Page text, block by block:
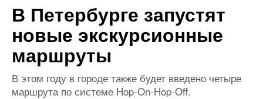
В Петербурге запустят
новые экскурсионные
маршруты
В этом году в городе также будет введено четыре
маршрута по системе Hop-On-Hop-Off.